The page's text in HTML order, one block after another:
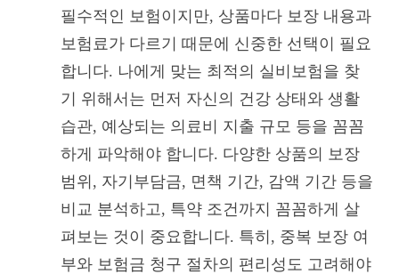
필수적인 보험이지만, 상품마다 보장 내용과
보험료가 다르기 때문에 신중한 선택이 필요
합니다. 나에게 맞는 최적의 실비보험을 찾
기 위해서는 먼저 자신의 건강 상태와 생활
습관, 예상되는 의료비 지출 규모 등을 꼼꼼
하게 파악해야 합니다. 다양한 상품의 보장
범위, 자기부담금, 면책 기간, 감액 기간 등을
비교 분석하고, 특약 조건까지 꼼꼼하게 살
펴보는 것이 중요합니다. 특히, 중복 보장 여
부와 보험금 청구 절차의 편리성도 고려해야